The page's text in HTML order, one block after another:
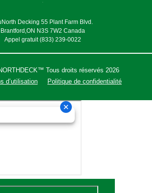
Decking 55 Plant Farm Blvd.
Brantford,ON N3S 7W2 Canada
Appel gratuit (833) 239-0022
Tous droits réservés 2026
d’utilisation
Politique de confidentialité